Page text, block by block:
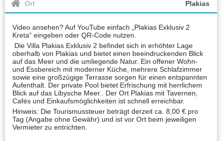
Ort Plakias
Video ansehen? Auf YouTube einfach „Plakias Exklusiv 2
Kreta“ eingeben oder QR-Code nutzen.
Die Villa Plakias Exklusiv 2 befindet sich in erhöhter Lage
oberhalb von Plakias und bietet einen beeindruckenden Blick
auf das Meer und die umliegende Natur. Ein offener Wohn-
und Essbereich mit moderner Küche, mehrere Schlafzimmer
sowie eine großzügige Terrasse sorgen für einen entspannten
Aufenthalt. Der private Pool bietet Erfrischung mit herrlichem
Blick auf das Libysche Meer.. Der Ort Plakias mit Tavernen,
Cafés und Einkaufsmöglichkeiten ist schnell erreichbar.
Hinweis: Die Tourismussteuer beträgt derzeit ca. 8,00 € pro
Tag (Angabe ohne Gewähr) und ist vor Ort beim jeweiligen
Vermieter zu entrichten.